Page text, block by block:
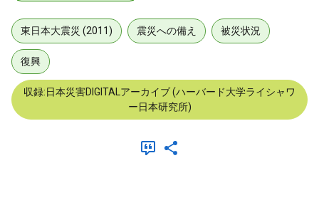
東日本大震災 (2011) 震災への備え 被災状況
復興
収録:日本災害DIGITALアーカイブ (ハーバード大学ライシャワ
ー日本研究所)